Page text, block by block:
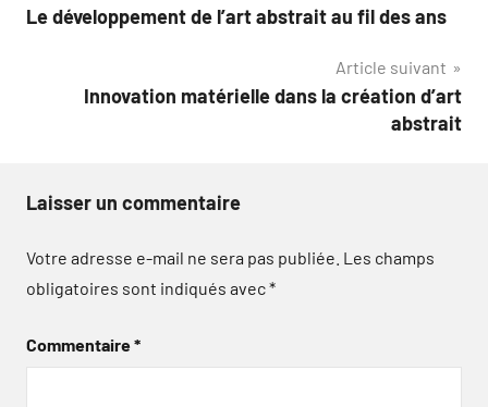
de
Le développement de l’art abstrait au fil des ans
Article suivant
Innovation matérielle dans la création d’art
abstrait
Laisser un commentaire
Votre adresse e-mail ne sera pas publiée. Les champs
obligatoires sont indiqués avec*
Commentaire*